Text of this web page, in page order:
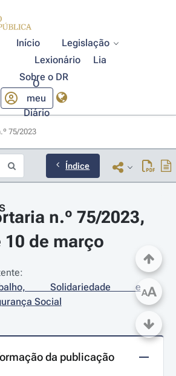
Início
Legislação
Lexionário
Lia
Sobre o DR
O
meu
Diário
75/2023
Índice
n.º 75/2023,
10 de março
Solidariedade e
Social
da publicação
AA